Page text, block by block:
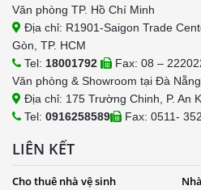
Văn phòng TP. Hồ Chí Minh
Địa chỉ: R1901-Saigon Trade
Gòn, TP. HCM
Tel: 18001792
Fax: 08 –
Văn phòng & Showroom tại Đà Nẵng
Địa chỉ: 175 Trường Chinh, P. An
Tel: 0916258589 Fax: 0511-
LIÊN KẾT
Cho thuê nhà vệ sinh